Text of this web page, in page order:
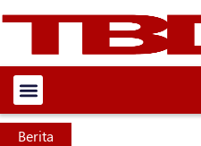
Berita